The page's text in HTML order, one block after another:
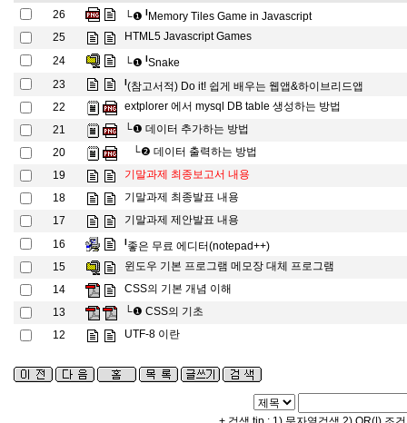
26
└❶ l Memory Tiles Game in Javascript
25
HTML5 Javascript Games
24
└❶ lSnake
23
l(참고서적) Do it! 쉽게 배우는 웹앱&하이브리드앱
22
extplorer 에서 mysql DB table 생성하는 방법
21
└❶ 데이터 추가하는 방법
20
└❷ 데이터 출력하는 방법
19
기말과제 최종보고서 내용
18
기말과제 최종발표 내용
17
기말과제 제안발표 내용
16
l좋은 무료 에디터(notepad++)
15
윈도우 기본 프로그램 메모장 대체 프로그램
14
CSS의 기본 개념 이해
13
└❶ CSS의 기초
12
UTF-8 이란